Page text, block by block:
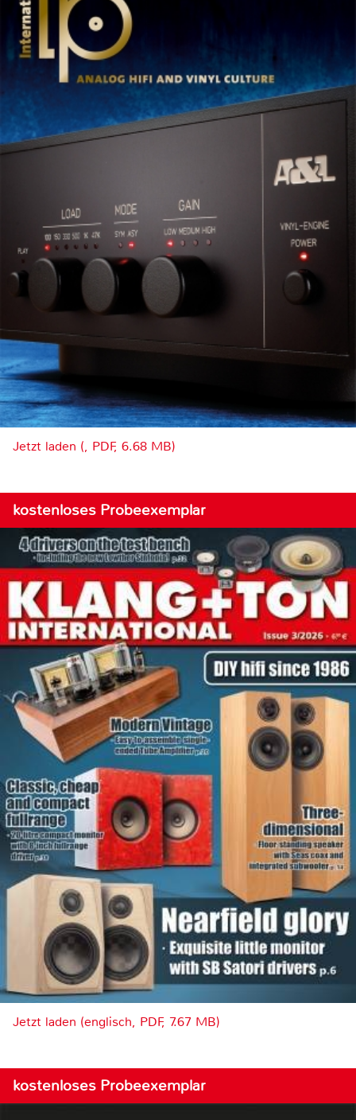
Jetzt laden (, PDF, 6.68 MB)
kostenloses Probeexemplar
Jetzt laden (englisch, PDF, 7.67 MB)
kostenloses Probeexemplar